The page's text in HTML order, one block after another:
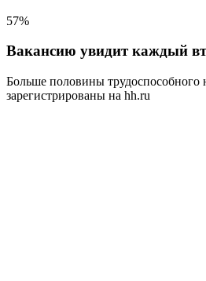
57%
Вакансию увидит каждый
Больше половины трудоспособного
зарегистрированы на hh.ru